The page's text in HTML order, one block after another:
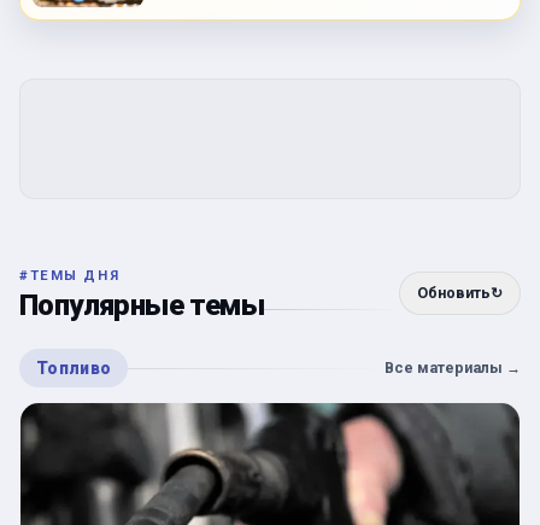
#ТЕМЫ ДНЯ
Популярные темы Обновить↻
Топливо Все материалы →